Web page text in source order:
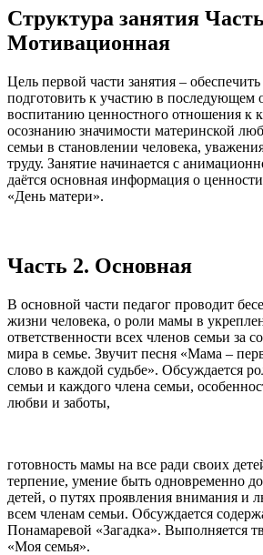
Структура занятия
Мотивационная
Цель первой части занятия –
подготовить к участию в последующем
воспитанию ценностного отношения к
осознанию значимости материнской
семьи в становлении человека,
труду. Занятие начинается с
даётся основная информация о
«День матери».
Часть 2. Основная
В основной части педагог проводит
жизни человека, о роли мамы в
ответственности всех членов семьи за
мира в семье. Звучит песня «Мама –
слово в каждой судьбе». Обсуждается
семьи и каждого члена семьи,
любви и заботы,
готовность мамы на все ради своих
терпение, умение быть одновременно
детей, о путях проявления внимания и
всем членам семьи. Обсуждается
Понамаревой «Загадка». Выполняется
«Моя семья».